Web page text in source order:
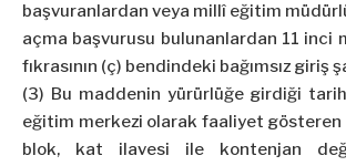
başvuranlardan veya millî eğitim
açma başvurusu bulunanlardan 11 inci
fıkrasının (ç) bendindeki bağımsız giriş
(3) Bu maddenin yürürlüğe girdiği
eğitim merkezi olarak faaliyet gösteren
blok, kat ilavesi ile kontenjan